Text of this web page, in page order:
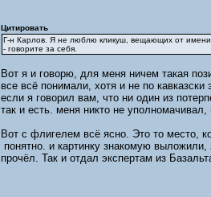
Цитировать
Г-н Карлов. Я не люблю кликуш, вещающих от имени
- говорите за себя.
Вот я и говорю, для меня ничем такая
все всё понимали, хотя и не по
если я говорил вам, что ни один из
так и есть. меня никто не уполномачивал,
Вот с флигелем всё ясно. Это то место,
понятно. и картинку знакомую
прочёл. Так и отдал экспертам из